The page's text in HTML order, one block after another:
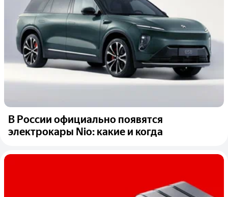
В России официально появятся
электрокары Nio: какие и когда